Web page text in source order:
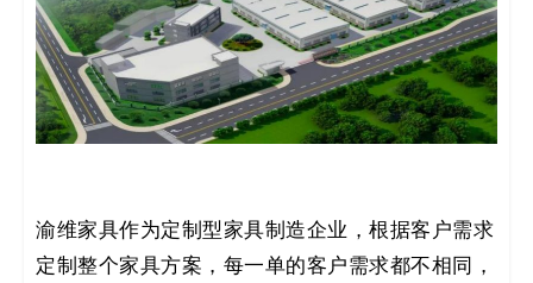
白
皮
书
渝维家具作为定制型家具制造企业，根据客户需求
定制整个家具方案，每一单的客户需求都不相同，